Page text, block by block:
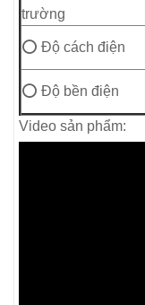
trường
⭕ Độ cách điện
⭕ Độ bền điện
Video sản phẩm: